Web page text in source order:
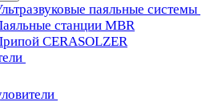
паяльные системы
станции MBR
CERASOLZER